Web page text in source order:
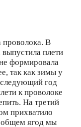
проволока. В
плети
формировала
так как зимы у
год
к проволоке
На третий
прихватило
общем ягод мы